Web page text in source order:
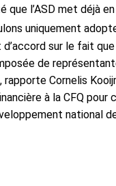
l’ASD met déjà
uniquement
sur le fait
de
Cornelis
à la CFQ
national